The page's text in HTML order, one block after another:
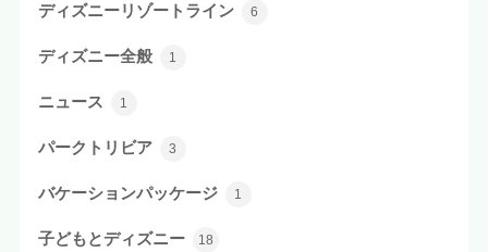
ディズニーリゾートライン 6
ディズニー全般 1
ニュース 1
パークトリビア 3
バケーションパッケージ 1
子どもとディズニー 18